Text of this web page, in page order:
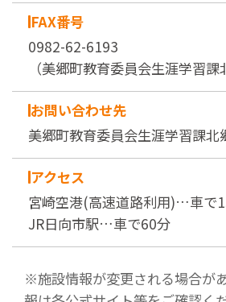
FAX番号
0982-62-6193
（美郷町教育委員会生涯学習課
お問い合わせ先
美郷町教育委員会生涯学習課北
アクセス
宮崎空港(高速道路利用)…車で
JR日向市駅…車で60分
※施設情報が変更される場合が